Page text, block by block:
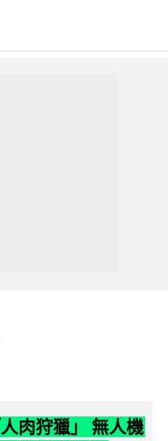
肉狩獵」 無人機